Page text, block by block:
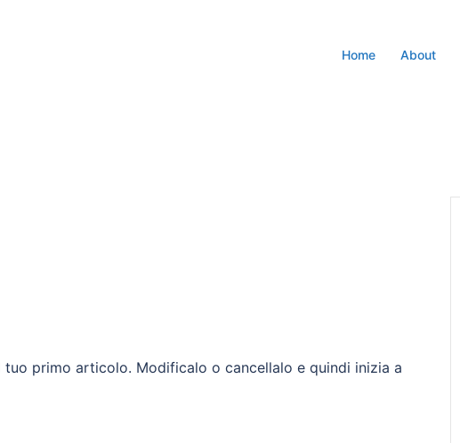
Home About
primo articolo. Modificalo o cancellalo e quindi inizia a